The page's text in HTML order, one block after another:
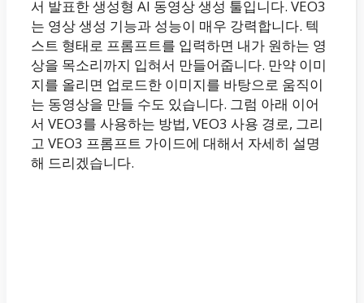
서 발표한 생성형 AI 동영상 생성 툴입니다. VEO3
는 영상 생성 기능과 성능이 매우 강력합니다. 텍
스트 형태로 프롬프트를 입력하면 내가 원하는 영
상을 목소리까지 입혀서 만들어줍니다. 만약 이미
지를 올리면 업로드한 이미지를 바탕으로 움직이
는 동영상을 만들 수도 있습니다. 그럼 아래 이어
서 VEO3를 사용하는 방법, VEO3 사용 경로, 그리
고 VEO3 프롬프트 가이드에 대해서 자세히 설명
해 드리겠습니다.